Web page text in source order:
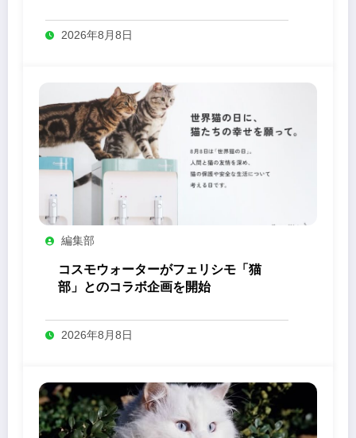
2026年8月8日
編集部
コスモウォーターがフェリシモ「猫
部」とのコラボ企画を開始
2026年8月8日